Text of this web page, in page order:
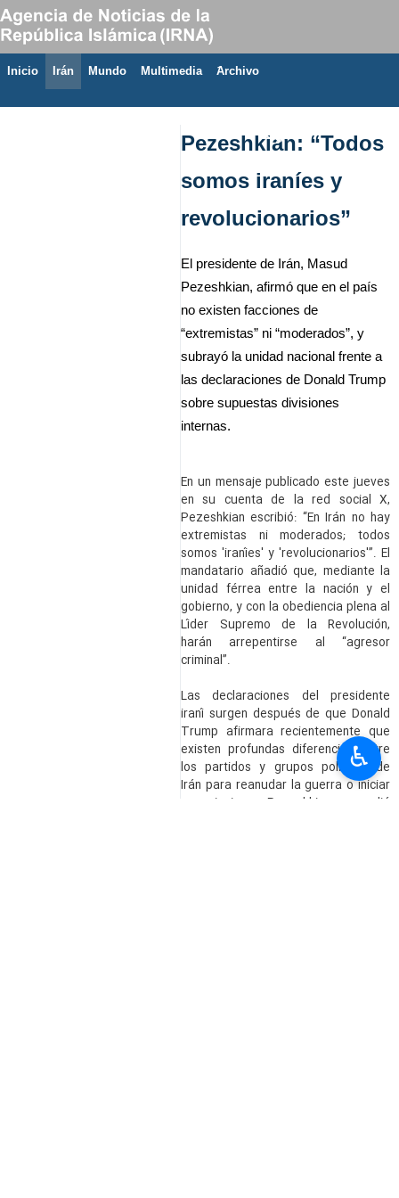
Inicio Irán Mundo Multimedia َArchivo
Pezeshkian: “Todos
somos iraníes y
revolucionarios”
El presidente de Irán, Masud
Pezeshkian, afirmó que en el país
no existen facciones de
“extremistas” ni “moderados”, y
subrayó la unidad nacional frente a
las declaraciones de Donald Trump
sobre supuestas divisiones
internas.
En un mensaje publicado este jueves
en su cuenta de la red social X,
Pezeshkian escribió: “En Irán no hay
extremistas ni moderados; todos
somos 'iraníes' y 'revolucionarios'”. El
mandatario añadió que, mediante la
unidad férrea entre la nación y el
gobierno, y con la obediencia plena al
Líder Supremo de la Revolución,
harán arrepentirse al “agresor
criminal”.
Las declaraciones del presidente
iraní surgen después de que Donald
Trump afirmara recientemente que
existen profundas diferencias entre
los partidos y grupos políticos de
Irán para reanudar la guerra o iniciar
negociaciones. Pezeshkian respondió
♿︎